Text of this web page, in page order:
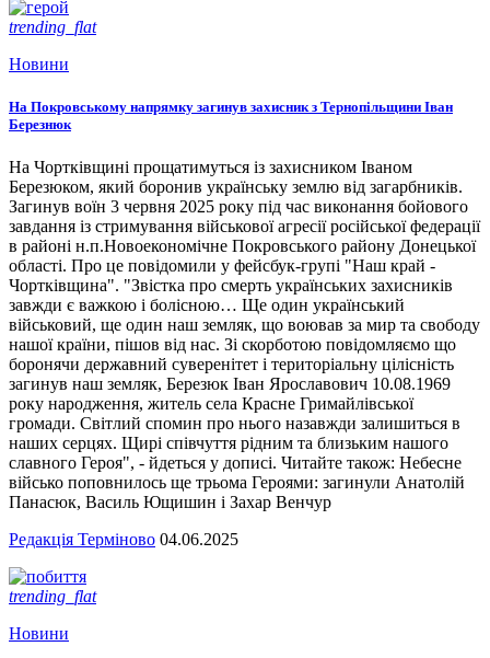
trending_flat
Новини
На Покровському напрямку загинув захисник з Тернопільщини Іван
Березнюк
На Чортківщині прощатимуться із захисником Іваном
Березюком, який боронив українську землю від загарбників.
Загинув воїн 3 червня 2025 року під час виконання бойового
завдання із стримування військової агресії російської федерації
в районі н.п.Новоекономічне Покровського району Донецької
області. Про це повідомили у фейсбук-групі "Наш край -
Чортківщина". "Звістка про смерть українських захисників
завжди є важкою і болісною… Ще один український
військовий, ще один наш земляк, що воював за мир та свободу
нашої країни, пішов від нас. Зі скорботою повідомляємо що
боронячи державний суверенітет і територіальну цілісність
загинув наш земляк, Березюк Іван Ярославович 10.08.1969
року народження, житель села Красне Гримайлівської
громади. Світлий спомин про нього назавжди залишиться в
наших серцях. Щирі співчуття рідним та близьким нашого
славного Героя", - йдеться у дописі. Читайте також: Небесне
військо поповнилось ще трьома Героями: загинули Анатолій
Панасюк, Василь Ющишин і Захар Венчур
Редакція Терміново 04.06.2025
trending_flat
Новини